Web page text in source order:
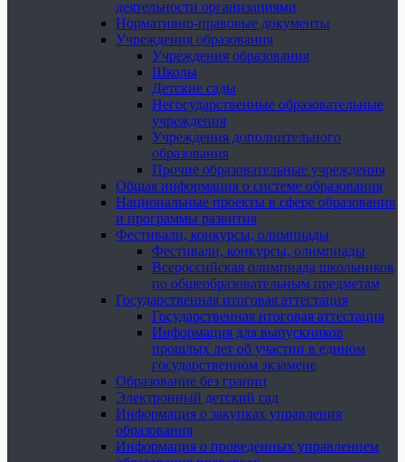
деятельности организациями
Нормативно-правовые документы
Учреждения образования
Учреждения образования
Школы
Детские сады
Негосударственные образовательные
учреждения
Учреждения дополнительного
образования
Прочие образовательные учреждения
Общая информация о системе образования
Национальные проекты в сфере образования
и программы развития
Фестивали, конкурсы, олимпиады
Фестивали, конкурсы, олимпиады
Всероссийская олимпиада школьников
по общеобразовательным предметам
Государственная итоговая аттестация
Государственная итоговая аттестация
Информация для выпускников
прошлых лет об участии в едином
государственном экзамене
Образование без границ
Электронный детский сад
Информация о закупках управления
образования
Информация о проведенных управлением